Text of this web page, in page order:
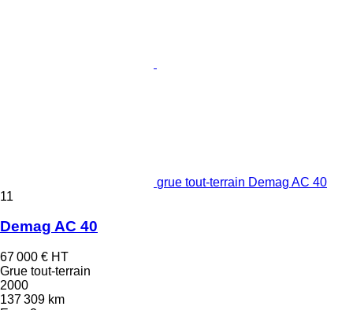
grue tout-terrain Demag AC 40
11
Demag AC 40
67 000 € HT
Grue tout-terrain
2000
137 309 km